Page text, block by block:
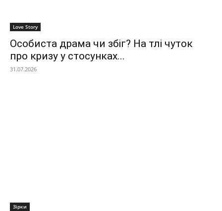
Love Story
Особиста драма чи збіг? На тлі чуток
про кризу у стосунках...
31.07.2026
Зірки